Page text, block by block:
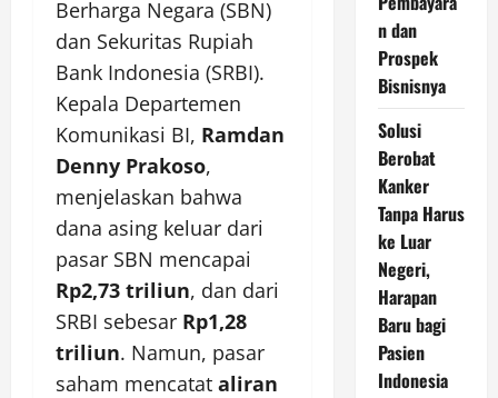
Berharga Negara (SBN)
dan Sekuritas Rupiah
Bank Indonesia (SRBI).
Kepala Departemen
Komunikasi BI, Ramdan
Denny Prakoso,
menjelaskan bahwa
dana asing keluar dari
pasar SBN mencapai
Rp2,73 triliun, dan dari
SRBI sebesar Rp1,28
triliun. Namun, pasar
saham mencatat aliran
n dan
Prospek
Bisnisnya
Solusi
Berobat
Kanker
Tanpa Harus
ke Luar
Negeri,
Harapan
Baru bagi
Pasien
Indonesia